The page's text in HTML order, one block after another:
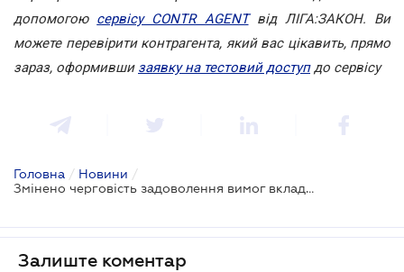
допомогою сервісу CONTR AGENTвід ЛІГА:ЗАКОН. Ви
можете перевірити контрагента, який вас цікавить, прямо
зараз, оформивши заявку на тестовий доступдо сервісу
Головна / Новини /
Змінено черговість задоволення вимог вкладників банків, що ліквідуються
Залиште коментар